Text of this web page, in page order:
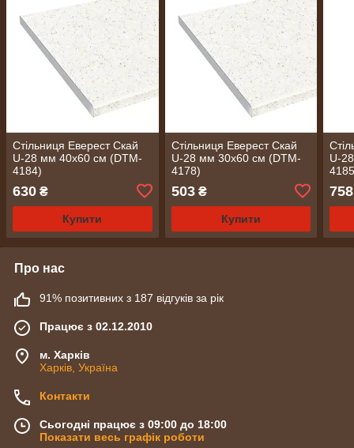
Стільниця Еверест Скай
U-28 мм 40х60 см (DTM-
4184)
630 ₴
Купити
Стільниця Еверест Скай
U-28 мм 30х60 см (DTM-
4178)
503₴
Купити
U-
758
Про нас
91% позитивних з 187 відгуків за рік
Працює з 02.12.2010
м. Харків
Харків, Україна
Контакти
Сьогодні працює з 09:00 до 18:00
Показати весь графік роботи